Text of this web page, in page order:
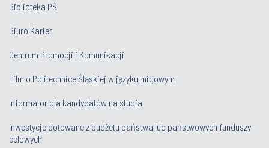
Biblioteka PŚ
Biuro Karier
Centrum Promocji i Komunikacji
Film o Politechnice Śląskiej w języku migowym
Informator dla kandydatów na studia
Inwestycje dotowane z budżetu państwa lub państwowych funduszy
celowych